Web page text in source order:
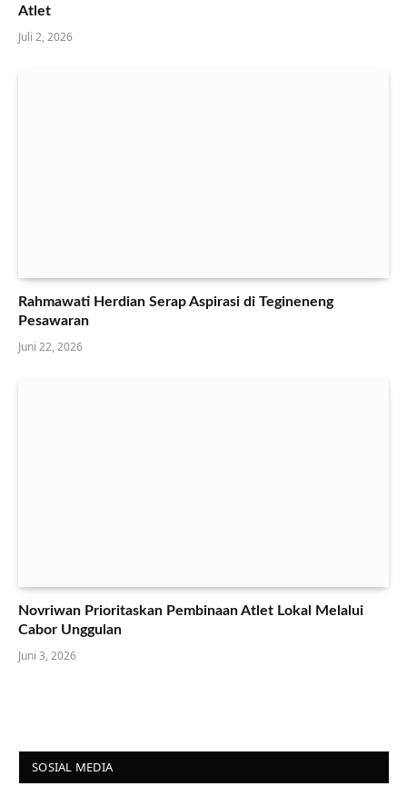
Atlet
Juli 2, 2026
Rahmawati Herdian Serap Aspirasi di Tegineneng
Pesawaran
Juni 22, 2026
Novriwan Prioritaskan Pembinaan Atlet Lokal Melalui
Cabor Unggulan
Juni 3, 2026
SOSIAL MEDIA